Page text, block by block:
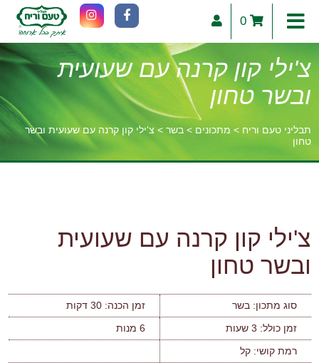
0
צ'ילי קון קרנה עם שעועית
ובשר טחון
תבליני טעם וריח > מתכונים >בשר > צ'ילי קון קרנה עם שעועית ובשר
טחון
צ'ילי קון קרנה עם שעועית
ובשר טחון
סוג מתכון: בשר זמן הכנה: 30 דקות
זמן כולל: 3 שעות
6 מנות
רמת קושי: קל